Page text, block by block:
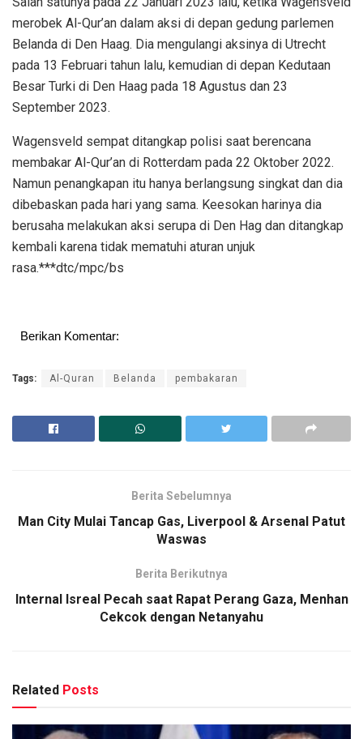
merobek Al-Qur’an dalam aksi di depan gedung parlemen
Belanda di Den Haag. Dia mengulangi aksinya di Utrecht
pada 13 Februari tahun lalu, kemudian di depan Kedutaan
Besar Turki di Den Haag pada 18 Agustus dan 23
September 2023.
Wagensveld sempat ditangkap polisi saat berencana
membakar Al-Qur’an di Rotterdam pada 22 Oktober 2022.
Namun penangkapan itu hanya berlangsung singkat dan dia
dibebaskan pada hari yang sama. Keesokan harinya dia
berusaha melakukan aksi serupa di Den Hag dan ditangkap
kembali karena tidak mematuhi aturan unjuk
rasa.***dtc/mpc/bs
Berikan Komentar:
Tags: Al-Quran Belanda pembakaran
Berita Sebelumnya
Man City Mulai Tancap Gas, Liverpool & Arsenal Patut
Waswas
Berita Berikutnya
Internal Isreal Pecah saat Rapat Perang Gaza, Menhan
Cekcok dengan Netanyahu
Related Posts